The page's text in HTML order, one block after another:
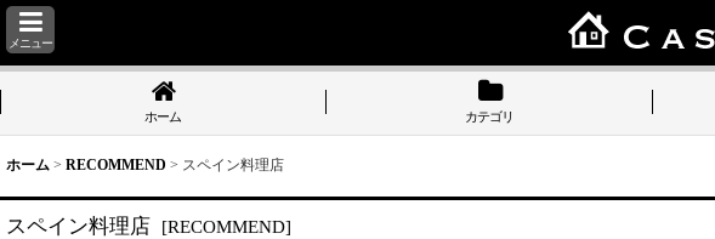
メニュー
ホーム カテゴリ
ホーム > RECOMMEND > スペイン料理店
スペイン料理店 [RECOMMEND]